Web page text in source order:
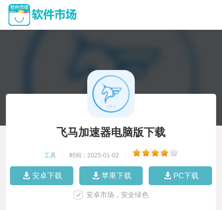
飞马加速器电脑版下载
工具 时间：2025-01-02
安卓下载 苹果下载 PC下载
安卓市场，安全绿色